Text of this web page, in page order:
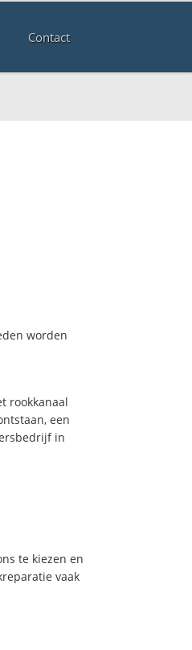
Contact
worden
rookkanaal
een
in
te kiezen en
vaak